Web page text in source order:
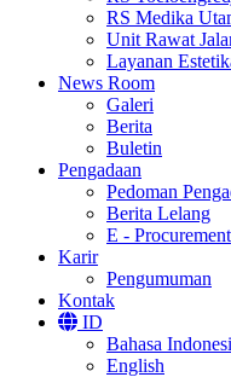
RS Medika
Unit Rawat
Layanan
News Room
Galeri
Berita
Buletin
Pengadaan
Pedoman
Berita Lelang
E - Procurement
Karir
Pengumuman
Kontak
ID
Bahasa
English